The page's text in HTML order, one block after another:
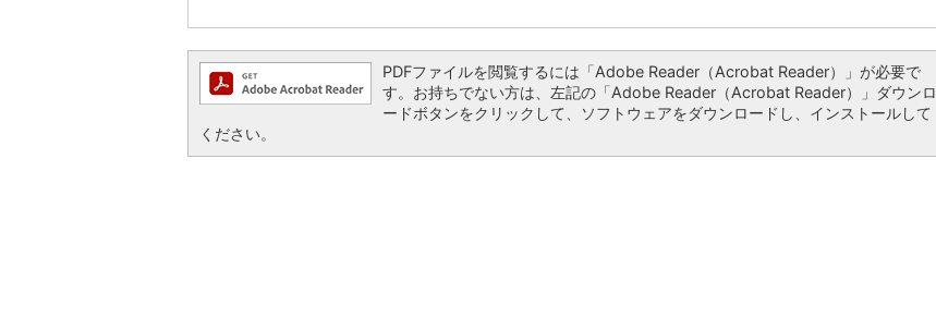
PDFファイルを閲覧するには「Adobe Reader（Acrobat Reader）」が必要で
す。お持ちでない方は、左記の「Adobe Reader（Acrobat Reader）」ダウンロ
ードボタンをクリックして、ソフトウェアをダウンロードし、インストールして
ください。